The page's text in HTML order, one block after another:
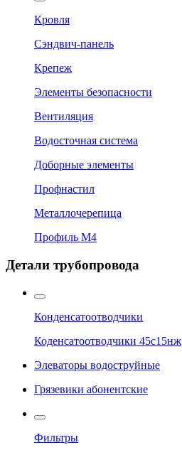
Кровля
Сэндвич-панель
Крепеж
Элементы безопасности
Вентиляция
Водосточная система
Доборные элементы
Профнастил
Металлочерепица
Профиль М4
Детали трубопровода
Конденсатоотводчики
Коденсатоотводчики 45с15нж
Элеваторы водоструйные
Грязевики абонентские
Фильтры